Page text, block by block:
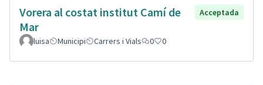
Vorera al costat institut Camí de
Mar
Acceptada
luisa Municipi Carrers i Vials 0 0